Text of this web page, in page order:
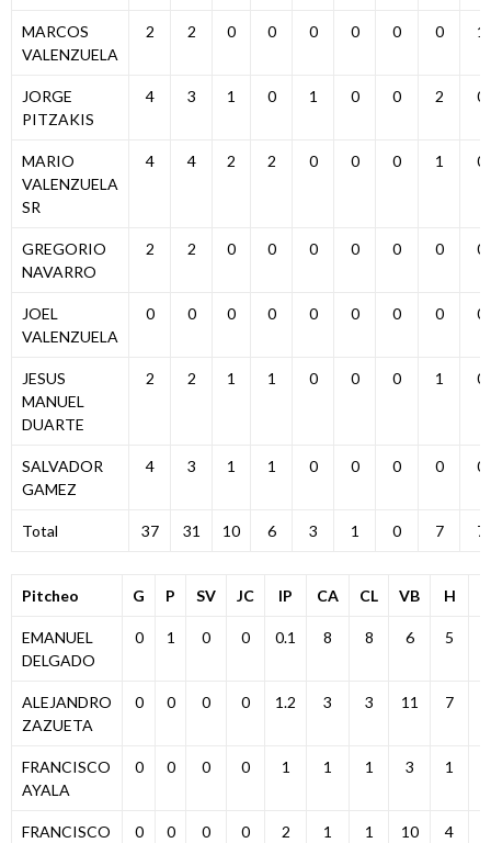
MARCOS
VALENZUELA
2 2 0 0 0 0 0 0 1
JORGE
PITZAKIS
4 3 1 0 1 0 0 2 0
MARIO
VALENZUELA
SR
4 4 2 2 0 0 0 1 0
GREGORIO
NAVARRO
2 2 0 0 0 0 0 0 0
JOEL
VALENZUELA
0 0 0 0 0 0 0 0 0
JESUS
MANUEL
DUARTE
2 2 1 1 0 0 0 1 0
SALVADOR
GAMEZ
4 3 1 1 0 0 0 0 0
Total 37 31 10 6 3 1 0 7 7
Pitcheo G P SV JC IP CA CL VB H
EMANUEL
DELGADO
0 1 0 0 0.1 8 8 6 5
ALEJANDRO
ZAZUETA
0 0 0 0 1.2 3 3 11 7
FRANCISCO
AYALA
0 0 0 0 1 1 1 3 1
FRANCISCO
0 0 0 0 2 1 1 10 4